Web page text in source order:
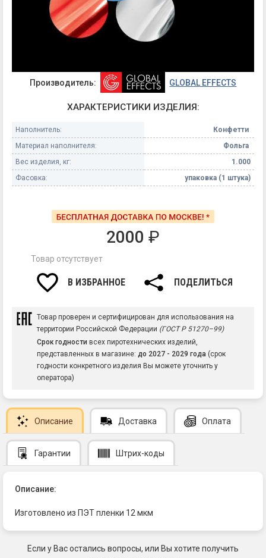
Производитель: GLOBAL EFFECTS
ХАРАКТЕРИСТИКИ ИЗДЕЛИЯ:
Наполнитель:
Конфетти
Материал наполнителя:
Фольга
Вес изделия, кг:
1.000
Фасовка:
упаковка (1 штука)
2000 ₽
Товар отсутствует
В ИЗБРАННОЕ ПОДЕЛИТЬСЯ
Товар проверен и сертифицирован для использования на
территории Российской Федерации (ГОСТ Р 51270–99)
Срок годности всех пиротехнических изделий,
представленных в магазине: до 2027 - 2029 года (срок
годности конкретного изделия Вы можете уточнить у
оператора)
Описание Доставка Оплата
Гарантии Штрих-коды
Описание:
Изготовлено из ПЭТ пленки 12 мкм
Если у Вас остались вопросы, или Вы хотите получить